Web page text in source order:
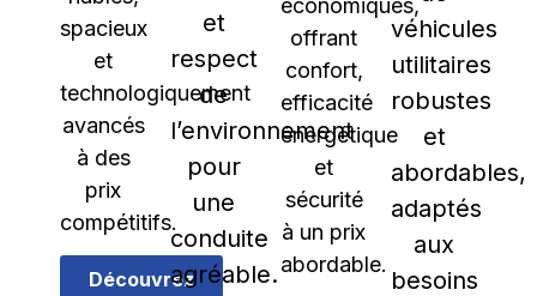
spacieux
et
technologiquement
avancés
à des
prix
compétitifs.
Découvrez
et
respect
de
l’environnement
pour
une
conduite
agréable.
économiques,
offrant
confort,
efficacité
énergétique
et
sécurité
à un prix
abordable.
véhicules
utilitaires
robustes
et
abordables,
adaptés
aux
besoins